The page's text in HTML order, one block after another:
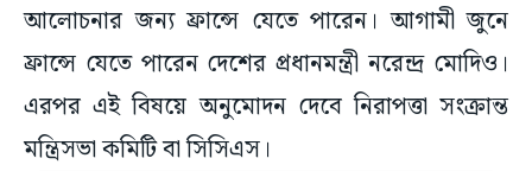
আলোচনার জন্য ফ্রান্সে যেতে পারেন। আগামী জুনে
ফ্রান্সে যেতে পারেন দেশের প্রধানমন্ত্রী নরেন্দ্র মোদিও।
এরপর এই বিষয়ে অনুমোদন দেবে নিরাপত্তা সংক্রান্ত
মন্ত্রিসভা কমিটি বা সিসিএস।